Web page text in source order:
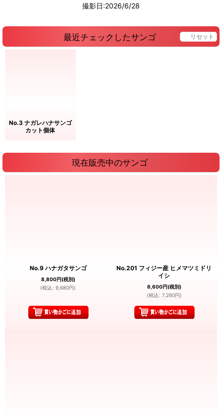
撮影日:2026/6/28
最近チェックしたサンゴ リセット
No.3 ナガレハナサンゴ
カット個体
現在販売中のサンゴ
No.9 ハナガタサンゴ
8,800円(税別)
(税込 : 9,680円)
No.201 フィジー産 ヒメマツミドリ
イシ
6,600円(税別)
(税込 : 7,260円)